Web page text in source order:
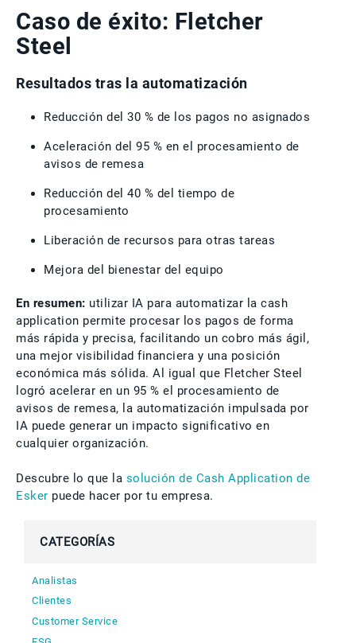
Caso de éxito: Fletcher
Steel
Resultados tras la automatización
Reducción del 30 % de los pagos no asignados
Aceleración del 95 % en el procesamiento de
avisos de remesa
Reducción del 40 % del tiempo de
procesamiento
Liberación de recursos para otras tareas
Mejora del bienestar del equipo
En resumen: utilizar IA para automatizar la cash
application permite procesar los pagos de forma
más rápida y precisa, facilitando un cobro más ágil,
una mejor visibilidad financiera y una posición
económica más sólida. Al igual que Fletcher Steel
logró acelerar en un 95 % el procesamiento de
avisos de remesa, la automatización impulsada por
IA puede generar un impacto significativo en
cualquier organización.
Descubre lo que la solución de Cash Application de
Esker puede hacer por tu empresa.
CATEGORÍAS
Analistas
Clientes
Customer Service